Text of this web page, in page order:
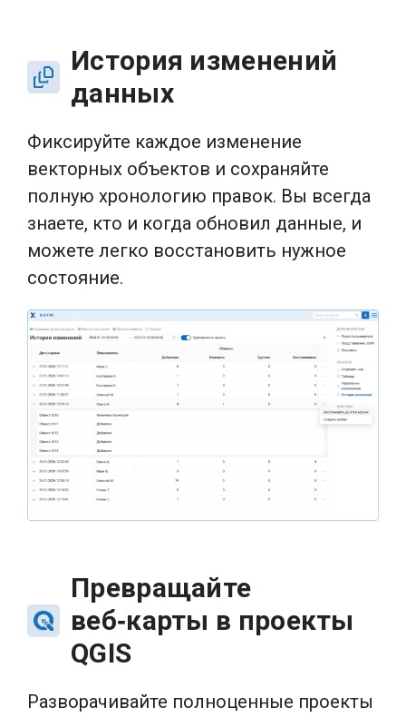
История изменений
данных
Фиксируйте каждое изменение
векторных объектов и сохраняйте
полную хронологию правок. Вы всегда
знаете, кто и когда обновил данные, и
можете легко восстановить нужное
состояние.
Превращайте
веб‑карты в проекты
QGIS
Разворачивайте полноценные проекты